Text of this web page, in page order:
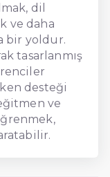
dil
ve daha
bir yoldur.
tasarlanmış
desteği
ve